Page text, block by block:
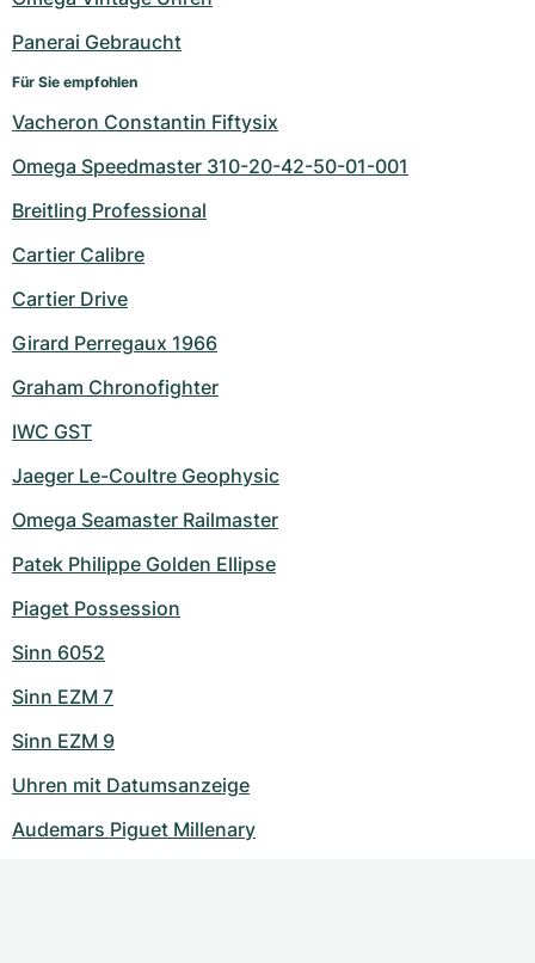
Panerai Gebraucht
Für Sie empfohlen
Vacheron Constantin Fiftysix
Omega Speedmaster 310-20-42-50-01-001
Breitling Professional
Cartier Calibre
Cartier Drive
Girard Perregaux 1966
Graham Chronofighter
IWC GST
Jaeger Le-Coultre Geophysic
Omega Seamaster Railmaster
Patek Philippe Golden Ellipse
Piaget Possession
Sinn 6052
Sinn EZM 7
Sinn EZM 9
Uhren mit Datumsanzeige
Audemars Piguet Millenary